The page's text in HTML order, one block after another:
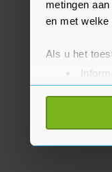
metingen
en met welke
Als u het
Uw
Lees meer
toestemming